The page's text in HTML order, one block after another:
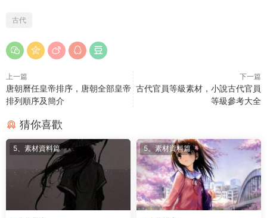
古代
上一篇
唐朝曆任皇帝排序，唐朝全部皇帝
排列順序及簡介
下一篇
古代官員等級素材，小說古代官員
等級參考大全
猜你喜歡
5、素材資料篇 5、素材資料篇